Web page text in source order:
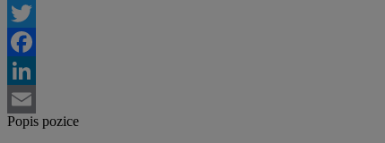
Twitter
Facebook
LinkedIn
Email
Popis pozice